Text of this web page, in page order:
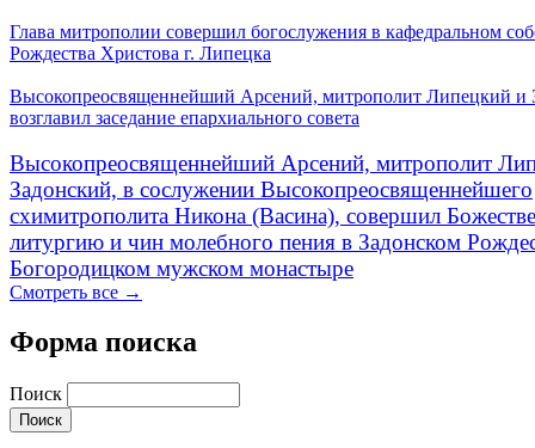
Глава митрополии совершил богослужения в кафедральном
Рождества Христова г. Липецка
Высокопреосвященнейший Арсений, митрополит Липецкий и
возглавил заседание епархиального совета
Высокопреосвященнейший Арсений, митрополит
Задонский, в сослужении Высокопреосвященнейшего
схимитрополита Никона (Васина), совершил
литургию и чин молебного пения в Задонском
Богородицком мужском монастыре
Смотреть все →
Форма поиска
Поиск